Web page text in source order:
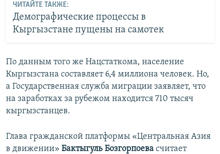
ЧИТАЙТЕ ТАКЖЕ:
Демографические процессы в
Кыргызстане пущены на самотек
По данным того же Нацстаткома, население
Кыргызстана составляет 6,4 миллиона человек. Но,
а Государственная служба миграции заявляет, что
на заработках за рубежом находится 710 тысяч
кыргызстанцев.
Глава гражданской платформы «Центральная Азия
в движении» Бактыгуль Бозгорпоева считает